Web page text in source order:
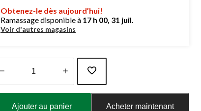
Obtenez-le dès aujourd’hui!
Ramassage disponible à 17 h 00, 31 juil.
Voir d'autres magasins
Ajouter au panier Acheter maintenant